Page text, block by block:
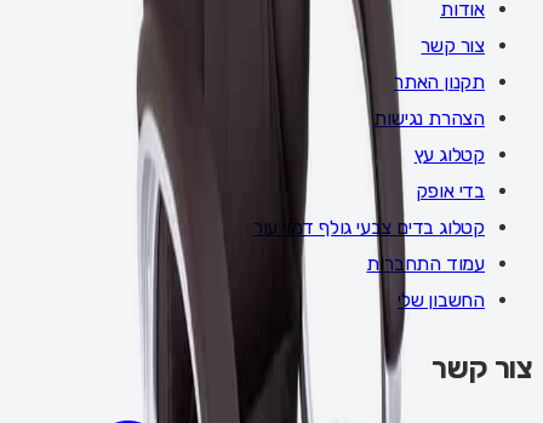
אודות
צור קשר
תקנון האתר
הצהרת נגישות
קטלוג עץ
בדי אופק
קטלוג בדים צבעי גולף דמוי עור
עמוד התחברות
החשבון שלי
צור קשר